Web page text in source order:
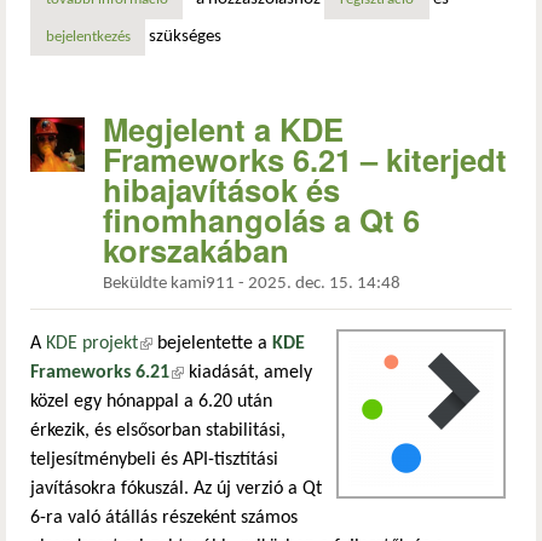
bejelentkezés szükséges
Megjelent a KDE
Frameworks 6.21 – kiterjedt
hibajavítások és
finomhangolás a Qt 6
korszakában
Beküldte kami911 - 2025. dec. 15. 14:48
A KDE projekt(külső hivatkozás)
bejelentette a KDE
Frameworks 6.21(külső hivatkozás)
kiadását, amely
közel egy hónappal a 6.20 után
érkezik, és elsősorban stabilitási,
teljesítménybeli és API-tisztítási
javításokra fókuszál. Az új verzió a Qt
6-ra való átállás részeként számos